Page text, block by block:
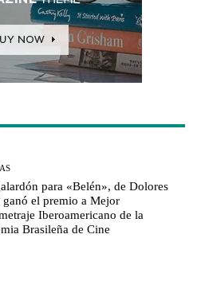
para «Belén», de Dolores
ganó el premio a Mejor
Iberoamericano de la
Brasileña de Cine